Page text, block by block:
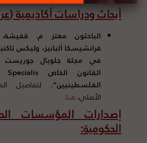
أبحاث ودراسات أكاديمية(
الباحثون معتز م.
فرانشيسكا ألبانيز، وليكس
في مجلة جلوبال جوريست
الفلسطينيين“. لتفاصيل
الأصلي،هنا
إصدارات المؤسسات
الحكومية: